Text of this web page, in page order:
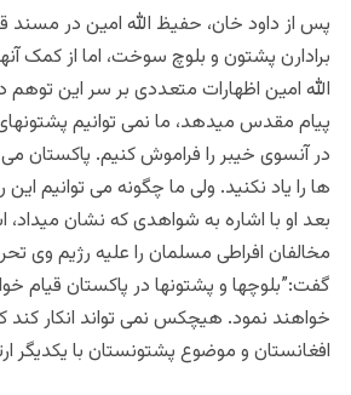
پس از داود خان، حفیظ الله امین در
برادارن پشتون و بلوچ سوخت، اما از کمک
الله امین اظهارات متعددی بر سر این
پیام مقدس میدهد، ما نمی توانیم
در آنسوی خیبر را فراموش کنیم. پاکستان می
ها را یاد نکنید. ولی ما چگونه می توانیم
بعد او با اشاره به شواهدی که نشان میداد،
مخالفان افراطی مسلمان را علیه رژیم وی
گفت:”بلوچها و پشتونها در پاکستان قیام
خواهند نمود. هیچکس نمی تواند انکار کند
افغانستان و موضوع پشتونستان با یکدیگر